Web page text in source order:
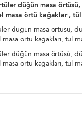
düğün masa
masa örtü kağakları,
düğün masa örtüsü,
örtü kağakları, tül
düğün masa örtüsü,
örtü kağakları, tül